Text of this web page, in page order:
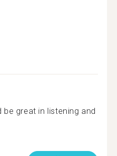
be great in listening and